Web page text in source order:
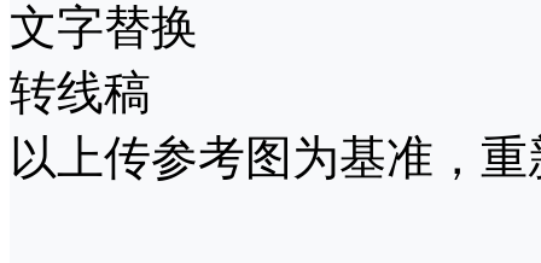
文字替换
转线稿
以上传参考图为基准，